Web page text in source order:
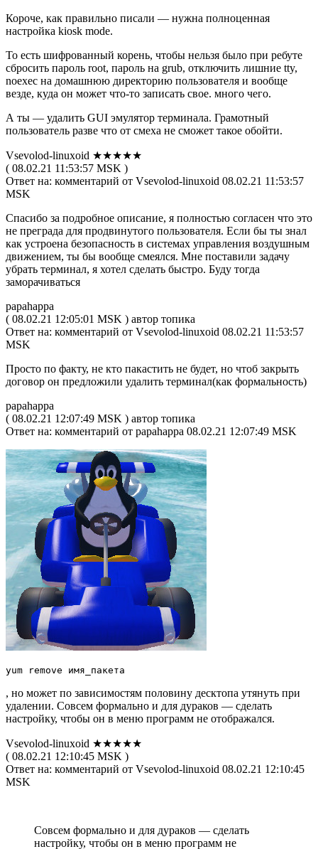
Короче, как правильно писали — нужна полноценная
настройка kiosk mode.
То есть шифрованный корень, чтобы нельзя было при ребуте
сбросить пароль root, пароль на grub, отключить лишние tty,
noexec на домашнюю директорию пользователя и вообще
везде, куда он может что-то записать свое. много чего.
А ты — удалить GUI эмулятор терминала. Грамотный
пользователь разве что от смеха не сможет такое обойти.
Vsevolod-linuxoid ★★★★★
( 08.02.21 11:53:57 MSK )
Ответ на: комментарий от Vsevolod-linuxoid 08.02.21 11:53:57
MSK
Спасибо за подробное описание, я полностью согласен что это
не преграда для продвинутого пользователя. Если бы ты знал
как устроена безопасность в системах управления воздушным
движением, ты бы вообще смеялся. Мне поставили задачу
убрать терминал, я хотел сделать быстро. Буду тогда
заморачиваться
papahappa
( 08.02.21 12:05:01 MSK ) автор топика
Ответ на: комментарий от Vsevolod-linuxoid 08.02.21 11:53:57
MSK
Просто по факту, не кто пакастить не будет, но чтоб закрыть
договор он предложили удалить терминал(как формальность)
papahappa
( 08.02.21 12:07:49 MSK ) автор топика
Ответ на: комментарий от papahappa 08.02.21 12:07:49 MSK
yum remove имя_пакета
, но может по зависимостям половину десктопа утянуть при
удалении. Совсем формально и для дураков — сделать
настройку, чтобы он в меню программ не отображался.
Vsevolod-linuxoid ★★★★★
( 08.02.21 12:10:45 MSK )
Ответ на: комментарий от Vsevolod-linuxoid 08.02.21 12:10:45
MSK
Совсем формально и для дураков — сделать
настройку, чтобы он в меню программ не